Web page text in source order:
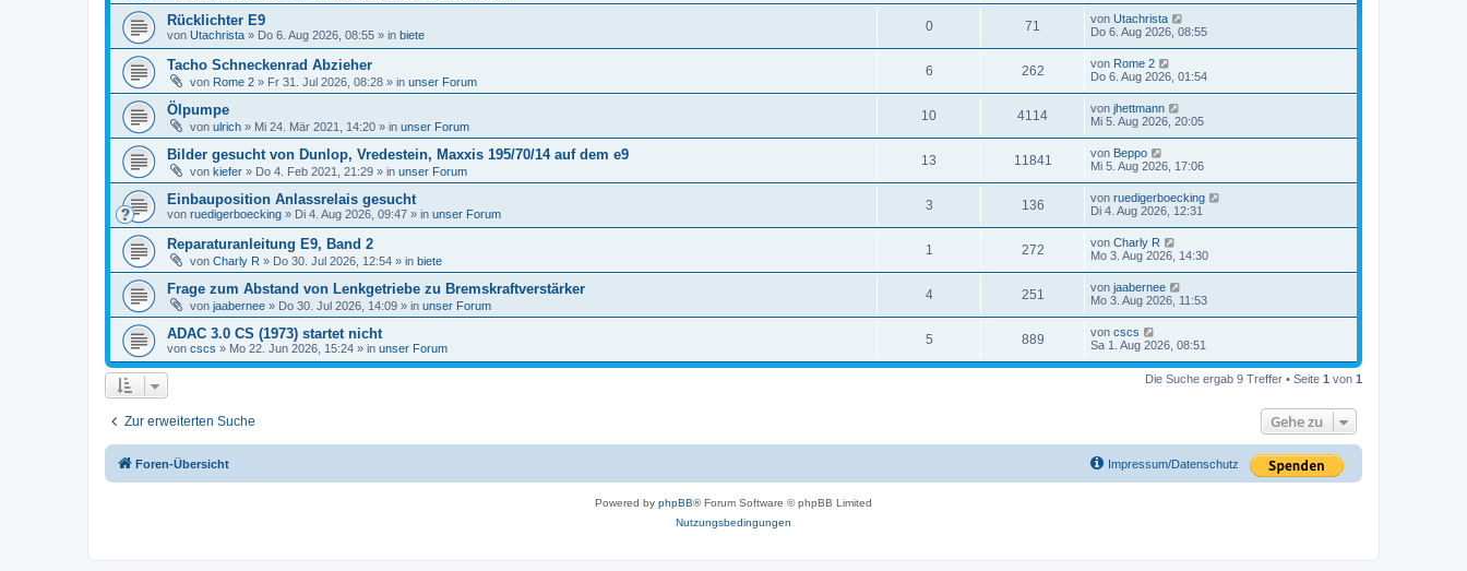
Rücklichter E9
von Utachrista » Do 6. Aug 2026, 08:55 » in biete
0 71 von Utachrista
Do 6. Aug 2026, 08:55
Tacho Schneckenrad Abzieher
von Rome 2 » Fr 31. Jul 2026, 08:28 » in unser Forum
6 262 von Rome 2
Do 6. Aug 2026, 01:54
Ölpumpe
von ulrich » Mi 24. Mär 2021, 14:20 » in unser Forum
10 4114 von jhettmann
Mi 5. Aug 2026, 20:05
Bilder gesucht von Dunlop, Vredestein, Maxxis 195/70/14 auf dem e9
von kiefer » Do 4. Feb 2021, 21:29 » in unser Forum
13 11841 von Beppo
Mi 5. Aug 2026, 17:06
Einbauposition Anlassrelais gesucht
von ruedigerboecking » Di 4. Aug 2026, 09:47 » in unser Forum
3 136 von ruedigerboecking
Di 4. Aug 2026, 12:31
Reparaturanleitung E9, Band 2
von Charly R » Do 30. Jul 2026, 12:54 » in biete
1 272 von Charly R
Mo 3. Aug 2026, 14:30
Frage zum Abstand von Lenkgetriebe zu Bremskraftverstärker
von jaabernee » Do 30. Jul 2026, 14:09 » in unser Forum
4 251 von jaabernee
Mo 3. Aug 2026, 11:53
ADAC 3.0 CS (1973) startet nicht
von cscs » Mo 22. Jun 2026, 15:24 » in unser Forum
5 889 von cscs
Sa 1. Aug 2026, 08:51
Die Suche ergab 9 Treffer • Seite 1 von 1
Zur erweiterten Suche Gehe zu
Foren-Übersicht Impressum/Datenschutz
Powered by phpBB® Forum Software © phpBB Limited
Nutzungsbedingungen